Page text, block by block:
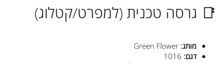
📑 גרסה טכנית (למפרט/קטלוג)
מותג: Green Flower
דגם: